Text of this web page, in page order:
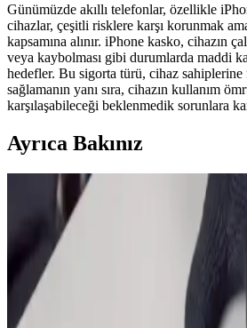
Günümüzde akıllı telefonlar, özellikle
cihazlar, çeşitli risklere karşı korunmak
kapsamına alınır. iPhone kasko, cihazın
veya kaybolması gibi durumlarda maddi
hedefler. Bu sigorta türü, cihaz sahiplerine
sağlamanın yanı sıra, cihazın kullanım
karşılaşabileceği beklenmedik sorunlara
Ayrıca Bakınız
iPhone 13 Kasko Fiyatları ve
Hakkında Detaylı Bilgi
iPhone 13 kasko fiyatları, cihaz değeri ve
göre değişir. Kapsamlı sigorta seçenekleri
detaylarıyla telefonunuzu güvence altına
iPhone Modelleri ve Kasko